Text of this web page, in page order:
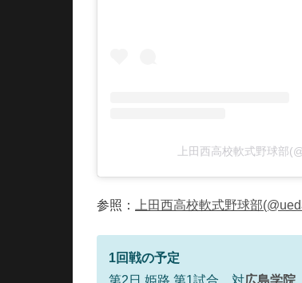
上田西高校軟式野球部
参照： 上田西高校軟式野球部
1回戦の予定
第2日 姫路 第1試合 対広島学院